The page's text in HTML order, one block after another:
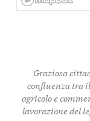
Graziosa
confluenza tra
agricolo e
lavorazione del